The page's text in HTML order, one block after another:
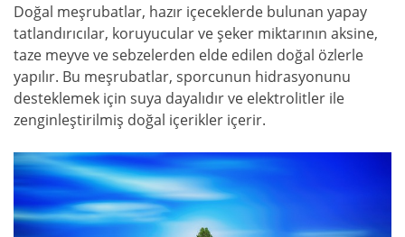
Doğal meşrubatlar, hazır içeceklerde bulunan yapay
tatlandırıcılar, koruyucular ve şeker miktarının aksine,
taze meyve ve sebzelerden elde edilen doğal özlerle
yapılır. Bu meşrubatlar, sporcunun hidrasyonunu
desteklemek için suya dayalıdır ve elektrolitler ile
zenginleştirilmiş doğal içerikler içerir.